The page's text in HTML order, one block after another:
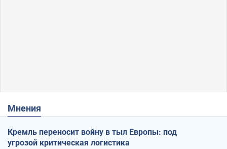
Мнения
Кремль переносит войну в тыл Европы: под
угрозой критическая логистика